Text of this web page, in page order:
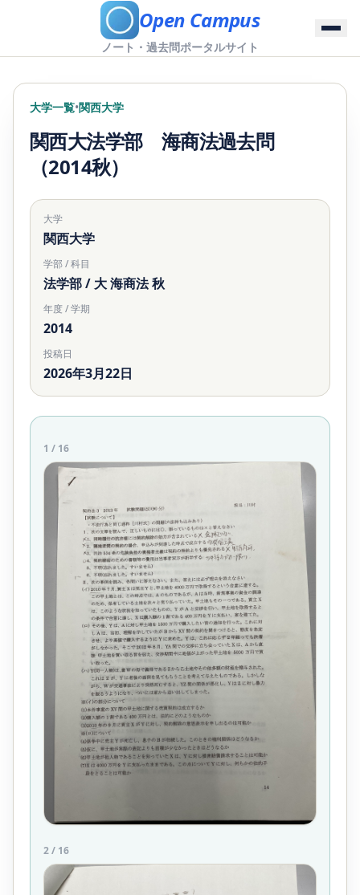
Open Campus
ノート・過去問ポータルサイト
大学一覧•関西大学
関西大法学部 海商法過去問
（2014秋）
大学
関西大学
学部 / 科目
法学部 / 大 海商法 秋
年度 / 学期
2014
投稿日
2026年3月22日
1 / 16
2/ 16